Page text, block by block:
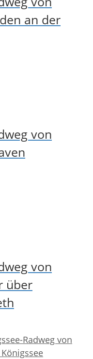
an der
von
von
über
Radweg von